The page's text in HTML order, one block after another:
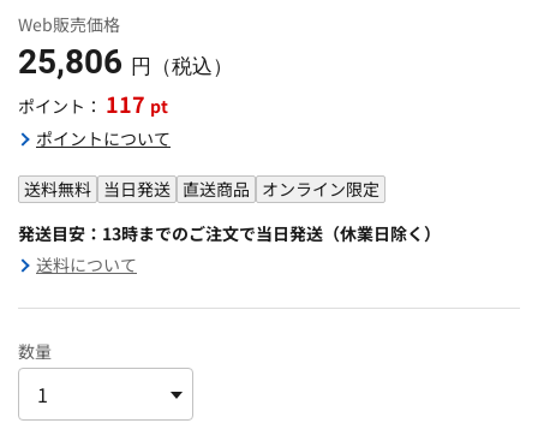
Web販売価格
25,806 円（税込）
ポイント： 117 pt
ポイントについて
送料無料 当日発送 直送商品 オンライン限定
発送目安：13時までのご注文で当日発送（休業日除く）
送料について
数量